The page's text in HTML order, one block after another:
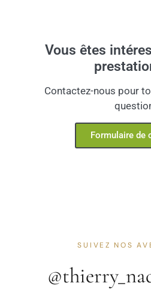
Vous êtes
Contactez-nous pour
Formulaire de
SUIVEZ NOS